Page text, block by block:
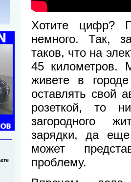
Хотите цифр?
немного. Так,
таков, что на
45 километров.
живете в
оставлять свой
розеткой, то
загородного
зарядки, да
может
проблему.